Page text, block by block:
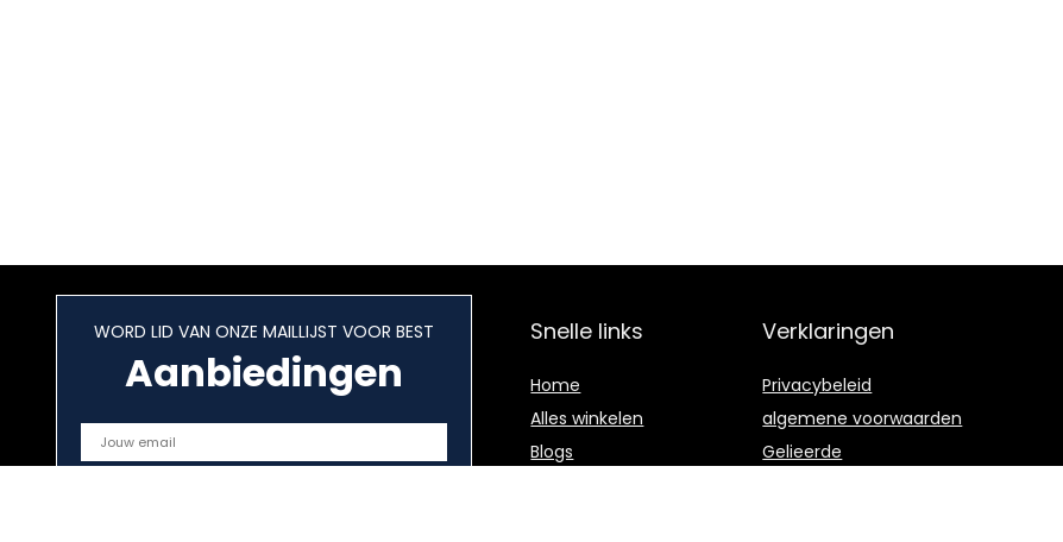
WORD LID VAN ONZE MAILLIJST VOOR BEST
Aanbiedingen
Snelle links
Home
Alles winkelen
Blogs
Verklaringen
Privacybeleid
algemene voorwaarden
Gelieerde
openbaarmaking